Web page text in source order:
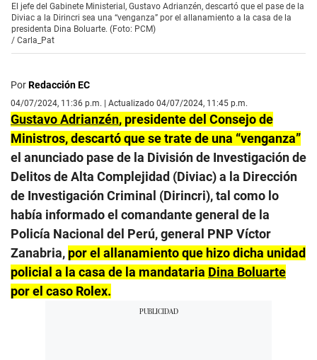
El jefe del Gabinete Ministerial, Gustavo Adrianzén, descartó que el pase de la
Diviac a la Dirincri sea una “venganza” por el allanamiento a la casa de la
presidenta Dina Boluarte. (Foto: PCM)
/ Carla_Pat
PorRedacción EC
04/07/2024, 11:36 p.m. | Actualizado 04/07/2024, 11:45 p.m.
Gustavo Adrianzén, presidente del Consejo de
Ministros, descartó que se trate de una “venganza”
el anunciado pase de la División de Investigación de
Delitos de Alta Complejidad (Diviac) a la Dirección
de Investigación Criminal (Dirincri), tal como lo
había informado el comandante general de la
Policía Nacional del Perú, general PNP Víctor
Zanabria, por el allanamiento que hizo dicha unidad
policial a la casa de la mandataria Dina Boluarte
por el caso Rolex.